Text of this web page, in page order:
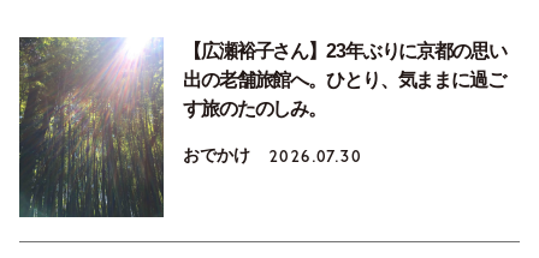
【広瀬裕子さん】23年ぶりに京都の思い
出の老舗旅館へ。ひとり、気ままに過ご
す旅のたのしみ。
おでかけ 2026.07.30